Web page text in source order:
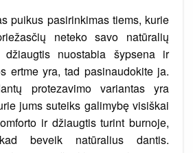
puikus pasirinkimas tiems, kurie
neteko savo natūralių
nuostabia šypsena ir
ertme yra, tad pasinaudokite ja.
protezavimo variantas yra
jums suteiks galimybę visiškai
ir džiaugtis turint burnoje,
beveik natūralius dantis.